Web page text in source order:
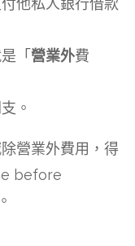
他私人銀行借款
「 營業外費
。
營業外費用，得
before